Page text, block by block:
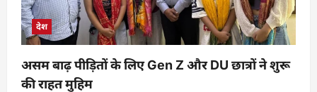
देश
असम बाढ़ पीड़ितों के लिए Gen Z और DU छात्रों ने शुरू
की राहत मुहिम